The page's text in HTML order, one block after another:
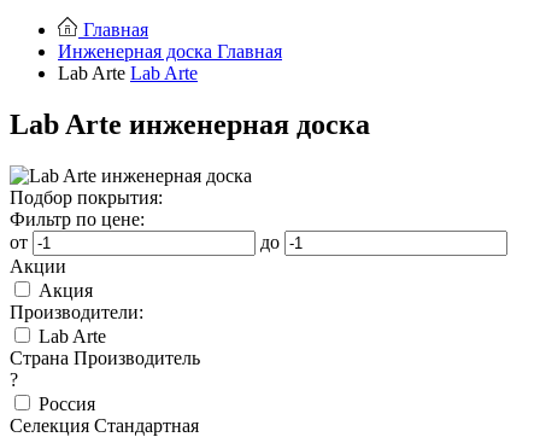
Главная
Инженерная доска Главная
Lab Arte Lab Arte
Lab Arte инженерная доска
Подбор покрытия:
Фильтр по цене:
от
до
Акции
Акция
Производители:
Lab Arte
Страна Производитель
?
Россия
Селекция Стандартная